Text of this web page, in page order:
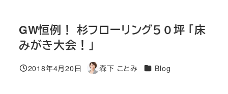
GW恒例！ 杉フローリング５０坪 「床
みがき大会！」
投稿日
2018年4月20日
著
森下 ことみ
カ Blog